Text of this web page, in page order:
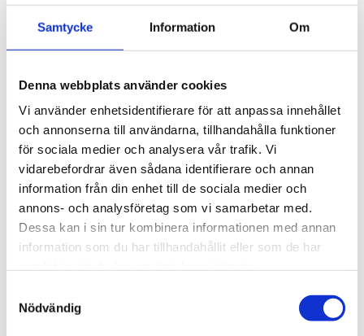
Samtycke Information Om
Denna webbplats använder cookies
Vi använder enhetsidentifierare för att anpassa innehållet
och annonserna till användarna, tillhandahålla funktioner
för sociala medier och analysera vår trafik. Vi
vidarebefordrar även sådana identifierare och annan
information från din enhet till de sociala medier och
annons- och analysföretag som vi samarbetar med.
Dessa kan i sin tur kombinera informationen med annan
information som du har tillhandahållit eller som de har
Nödvändig
Bli den första att lämna ett omdöme.